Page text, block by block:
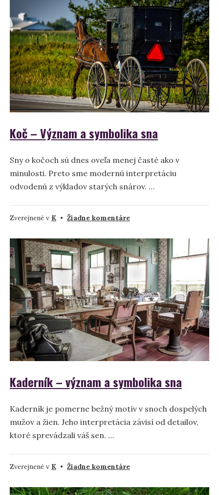
snívať
o
kantíni?
Koč – Význam a symbolika sna
Sny o kočoch sú dnes oveľa menej časté ako v
minulosti. Preto sme modernú interpretáciu
odvodenú z výkladov starých snárov. …
Zverejnené v K • Žiadne komentárena
–
Význam
a
symbolika
sna
Kaderník – význam a symbolika sna
Kaderník je pomerne bežný motív v snoch dospelých
mužov a žien. Jeho interpretácia závisí od detailov,
ktoré sprevádzali váš sen. …
Zverejnené v K • Žiadne komentárena
–